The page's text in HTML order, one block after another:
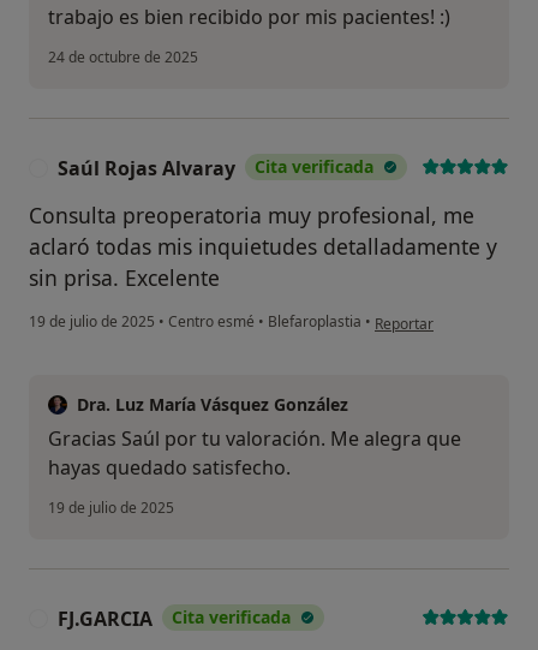
trabajo es bien recibido por mis pacientes! :)
24 de octubre de 2025
Saúl Rojas Alvaray Cita verificada
Consulta preoperatoria muy profesional, me
aclaró todas mis inquietudes detalladamente y
sin prisa. Excelente
19 de julio de 2025 • Centro esmé • Blefaroplastia • en opinión del usuario
Reportar
Dra. Luz María Vásquez González
Gracias Saúl por tu valoración. Me alegra que
hayas quedado satisfecho.
19 de julio de 2025
FJ.GARCIA Cita verificada